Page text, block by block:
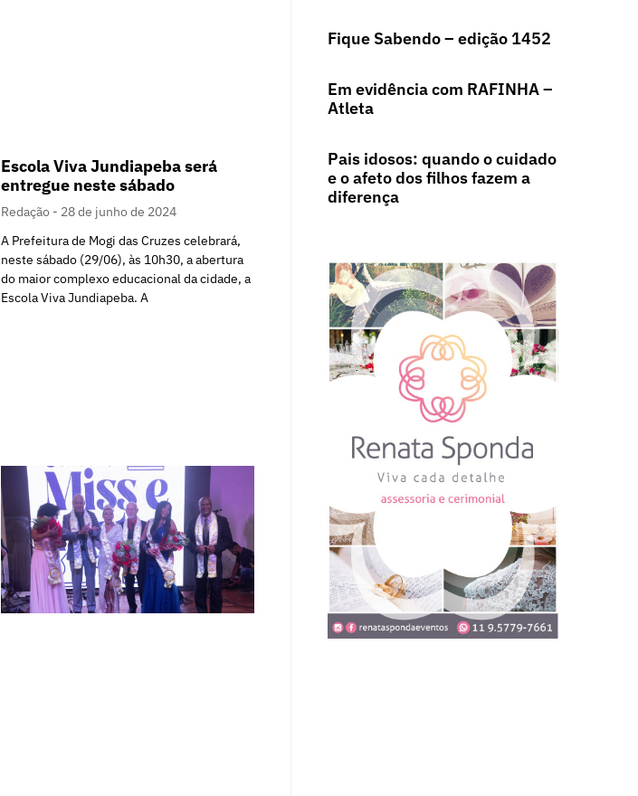
Escola Viva Jundiapeba será
entregue neste sábado
Redação
28 de junho de 2024
A Prefeitura de Mogi das Cruzes celebrará,
neste sábado (29/06), às 10h30, a abertura
do maior complexo educacional da cidade, a
Escola Viva Jundiapeba. A
Fique Sabendo – edição 1452
Em evidência com RAFINHA –
Atleta
Pais idosos: quando o cuidado
e o afeto dos filhos fazem a
diferença